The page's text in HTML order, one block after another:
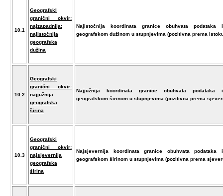
10.1
GeografskI
granični okvir:
najzapadnija:
najistočnija
geografska
dužina
Najistočnija koordinata granice obuhvata podataka
geografskom dužinom u stupnjevima (pozitivna prema
10.2
Geografski
granični okvir:
najjužnija
geografska
širina
Najjužnija koordinata granice obuhvata podataka
geografskom širinom u stupnjevima (pozitivna prema
10.3
Geografski
granični okvir:
najsjevernija
geografska
širina
Najsjevernija koordinata granice obuhvata podataka
geografskom širinom u stupnjevima (pozitivna prema